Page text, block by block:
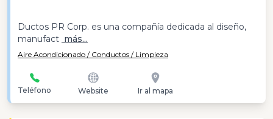
Ductos PR Corp. es una compañía dedicada al diseño,
manufact más...
Aire Acondicionado / Conductos / Limpieza
Teléfono Website Ir al mapa